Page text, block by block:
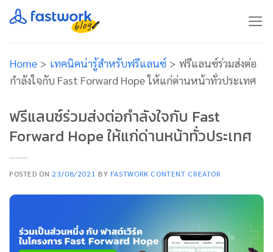
Skip
to
Home > เทคนิคน่ารู้สำหรับฟรีแลนซ์ > ฟรีแลนซ์ร่วมส่งต่อ
กำลังใจกับ Fast Forward Hope ให้แก่ด่านหน้าทั่วประเทศ
ฟรีแลนซ์ร่วมส่งต่อกำลังใจกับ Fast
Forward Hope ให้แก่ด่านหน้าทั่วประเทศ
POSTED ON 23/08/2021 BY FASTWORK CONTENT CREATOR